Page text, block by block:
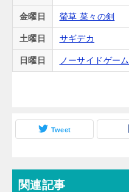
金曜日 螢草 菜々の剣
土曜日 サギデカ
日曜日 ノーサイドゲーム
Tweet
関連記事